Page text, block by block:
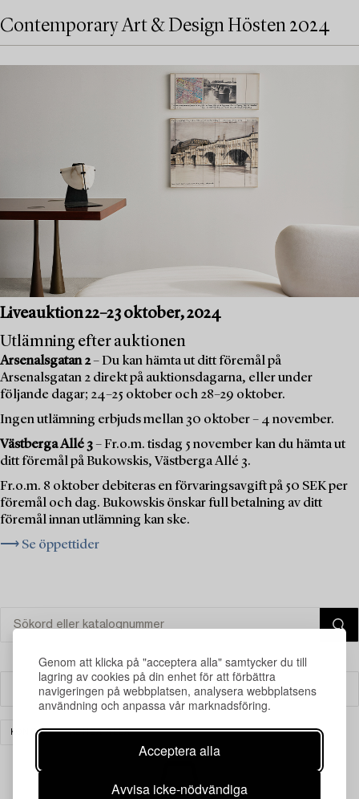
Genom att klicka på "acceptera alla" samtycker du till
lagring av cookies på din enhet för att förbättra
navigeringen på webbplatsen, analysera webbplatsens
användning och anpassa vår marknadsföring.
Acceptera alla
Avvisa icke-nödvändiga
Contemporary Art & Design Hösten 2024
Liveauktion 22–23 oktober, 2024
Utlämning efter auktionen
Arsenalsgatan 2– Du kan hämta ut ditt föremål på
Arsenalsgatan 2 direkt på auktionsdagarna, eller under
följande dagar; 24–25 oktober och 28–29 oktober.
Ingen utlämning erbjuds mellan 30 oktober – 4 november.
Västberga Allé 3– Fr.o.m. tisdag 5 november kan du hämta ut
ditt föremål på Bukowskis, Västberga Allé 3.
Fr.o.m. 8 oktober debiteras en förvaringsavgift på 50 SEK per
föremål och dag. Bukowskis önskar full betalning av ditt
föremål innan utlämning kan ske.
⟶ Se öppettider
Filter
KONST RENSA ALLA